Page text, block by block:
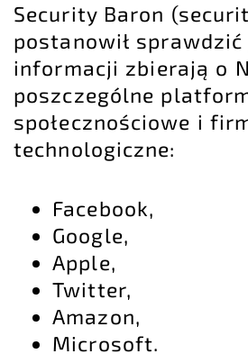
Security Baron
postanowił
informacji zbierają o
poszczególne
społecznościowe i
technologiczne:
Facebook,
Google,
Apple,
Twitter,
Amazon,
Microsoft.